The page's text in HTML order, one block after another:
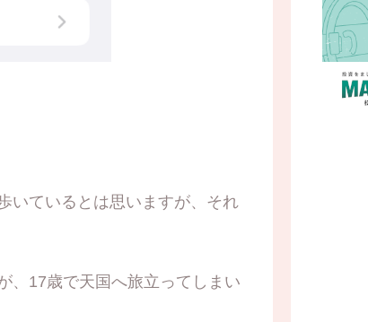
いているとは思いますが、それ
、17歳で天国へ旅立ってしまい